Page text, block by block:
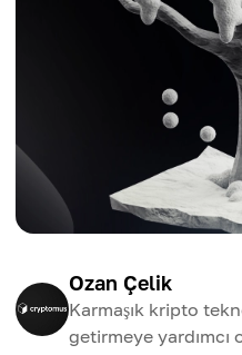
Ozan Çelik
Karmaşık kripto
getirmeye yardımcı